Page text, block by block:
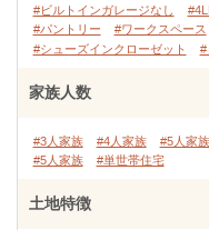
#ビルトインガレージなし
#パントリー
#ワークスペース
#シューズインクローゼット
#
家族人数
#3人家族 #4人家族 #5人家族
#5人家族
#単世帯住宅
土地特徴